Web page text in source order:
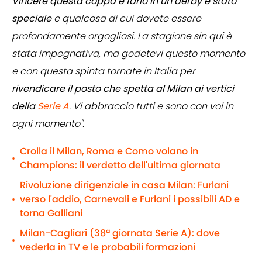
specialee qualcosa di cui dovete essere
profondamente orgogliosi. La stagione sin qui è
stata impegnativa, ma godetevi questo momento
e con questa spinta tornate in Italia per
rivendicare il posto che spetta al Milan ai vertici
dellaSerie A. Vi abbraccio tutti e sono con voi in
ogni momento".
•
Crolla il Milan, Roma e Como volano in
Champions: il verdetto dell'ultima giornata
•
Rivoluzione dirigenziale in casa Milan: Furlani
verso l'addio, Carnevali e Furlani i possibili AD e
torna Galliani
•
Milan-Cagliari (38ª giornata Serie A): dove
vederla in TV e le probabili formazioni